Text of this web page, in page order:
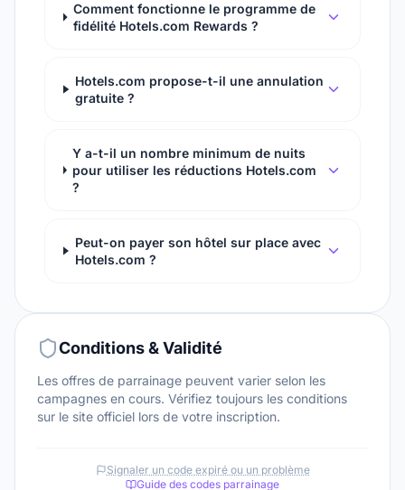
Comment fonctionne le programme de
fidélité Hotels.com Rewards ?
Hotels.com propose-t-il une annulation
gratuite ?
Y a-t-il un nombre minimum de nuits
pour utiliser les réductions Hotels.com
?
Peut-on payer son hôtel sur place avec
Hotels.com ?
Conditions & Validité
Les offres de parrainage peuvent varier selon les
campagnes en cours. Vérifiez toujours les conditions
sur le site officiel lors de votre inscription.
Signaler un code expiré ou un problème
Guide des codes parrainage